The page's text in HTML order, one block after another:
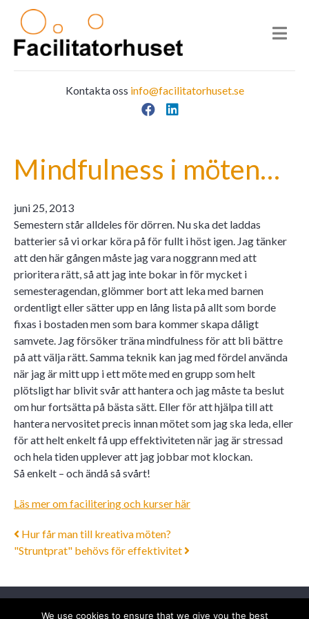
Kontakta oss info@facilitatorhuset.se
Facebook
LinkedIn
Mindfulness i möten…
juni 25, 2013
Semestern står alldeles för dörren. Nu ska det laddas
batterier så vi orkar köra på för fullt i höst igen. Jag tänker
att den här gången måste jag vara noggrann med att
prioritera rätt, så att jag inte bokar in för mycket i
semesteragendan, glömmer bort att leka med barnen
ordentligt eller sätter upp en lång lista på allt som borde
fixas i bostaden men som bara kommer skapa dåligt
samvete. Jag försöker träna mindfulness för att bli bättre
på att välja rätt. Samma teknik kan jag med fördel använda
när jag är mitt upp i ett möte med en grupp som helt
plötsligt har blivit svår att hantera och jag måste ta beslut
om hur fortsätta på bästa sätt. Eller för att hjälpa till att
hantera nervositet precis innan mötet som jag ska leda, eller
för att helt enkelt få upp effektiviteten när jag är stressad
och hela tiden upplever att jag jobbar mot klockan.
Så enkelt – och ändå så svårt!
Läs mer om facilitering och kurser här
Post navigation
Hur får man till kreativa möten?
"Struntprat" behövs för effektivitet
We use cookies to ensure that we give you the best